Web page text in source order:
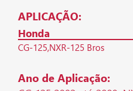
APLICAÇÃO:
Honda
CG-125 NXR-125 Bros
Ano de Aplicação: